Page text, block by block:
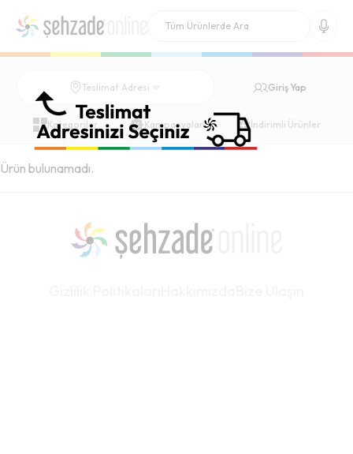
Teslimat Adresi Giriş Yap
Kategoriler Kampanyalar İndirimli Ürünler
Ürün bulunamadı.